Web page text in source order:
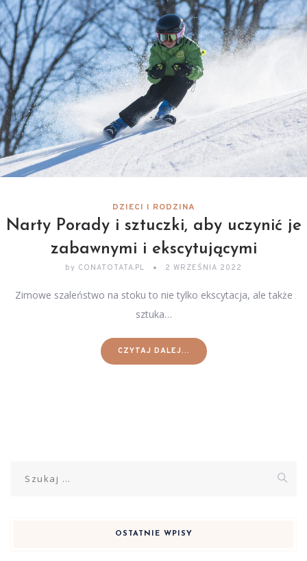
DZIECI I RODZINA
Narty Porady i sztuczki, aby uczynić je
zabawnymi i ekscytującymi
by CONATOTATA.PL 2 WRZEŚNIA 2022
Zimowe szaleństwo na stoku to nie tylko ekscytacja, ale także
sztuka…
CZYTAJ DALEJ...
OSTATNIE WPISY